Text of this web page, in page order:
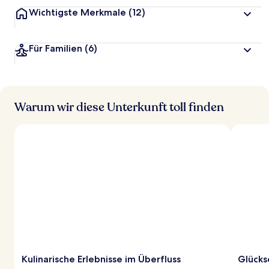
Wichtigste Merkmale (12)
Für Familien (6)
Warum wir diese Unterkunft toll finden
Kulinarische Erlebnisse im Überfluss